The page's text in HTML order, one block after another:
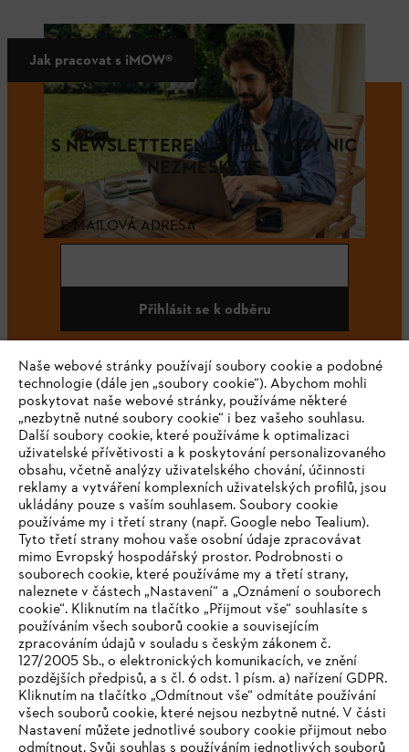
Jak pracovat s iMOW®
S NEWSLETTEREM STIHL NIKDY NIC
NEZMEŠKÁTE
E-MAILOVÁ ADRESA
Přihlásit se k odběru
#STIHL
Společnost
STIHL FAQ
Služby
IHR BROWSER WIRD NICHT
UNTERSTÜTZT
Naše webové stránky používají soubory cookie a podobné
technologie (dále jen „soubory cookie“). Abychom mohli
poskytovat naše webové stránky, používáme některé
„nezbytně nutné soubory cookie“ i bez vašeho souhlasu.
Další soubory cookie, které používáme k optimalizaci
uživatelské přívětivosti a k poskytování personalizovaného
obsahu, včetně analýzy uživatelského chování, účinnosti
reklamy a vytváření komplexních uživatelských profilů, jsou
ukládány pouze s vaším souhlasem. Soubory cookie
používáme my i třetí strany (např. Google nebo Tealium).
Tyto třetí strany mohou vaše osobní údaje zpracovávat
mimo Evropský hospodářský prostor. Podrobnosti o
souborech cookie, které používáme my a třetí strany,
naleznete v částech „Nastavení“ a „Oznámení o souborech
cookie“. Kliknutím na tlačítko „Přijmout vše“ souhlasíte s
používáním všech souborů cookie a souvisejícím
zpracováním údajů v souladu s českým zákonem č.
127/2005 Sb., o elektronických komunikacích, ve znění
pozdějších předpisů, a s čl. 6 odst. 1 písm. a) nařízení GDPR.
Kliknutím na tlačítko „Odmítnout vše“ odmítáte používání
všech souborů cookie, které nejsou nezbytně nutné. V části
Nastavení můžete jednotlivé soubory cookie přijmout nebo